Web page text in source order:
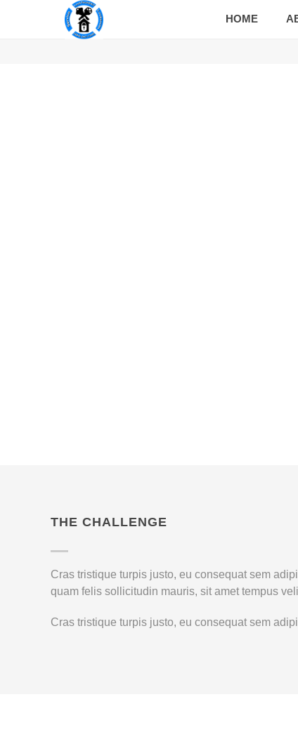
HOME
THE CHALLENGE
Cras tristique turpis justo, eu consequat sem
quam felis sollicitudin mauris, sit amet tempus
Cras tristique turpis justo, eu consequat sem